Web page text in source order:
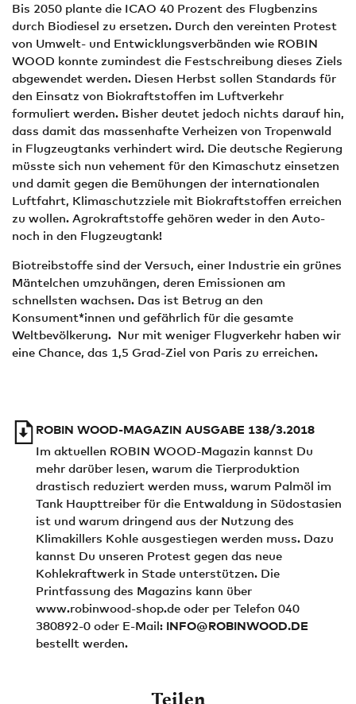
Bis 2050 plante die ICAO 40 Prozent des Flugbenzins
durch Biodiesel zu ersetzen. Durch den vereinten Protest
von Umwelt- und Entwicklungsverbänden wie ROBIN
WOOD konnte zumindest die Festschreibung dieses Ziels
abgewendet werden. Diesen Herbst sollen Standards für
den Einsatz von Biokraftstoffen im Luftverkehr
formuliert werden. Bisher deutet jedoch nichts darauf hin,
dass damit das massenhafte Verheizen von Tropenwald
in Flugzeugtanks verhindert wird. Die deutsche Regierung
müsste sich nun vehement für den Kimaschutz einsetzen
und damit gegen die Bemühungen der internationalen
Luftfahrt, Klimaschutzziele mit Biokraftstoffen erreichen
zu wollen. Agrokraftstoffe gehören weder in den Auto-
noch in den Flugzeugtank!
Biotreibstoffe sind der Versuch, einer Industrie ein grünes
Mäntelchen umzuhängen, deren Emissionen am
schnellsten wachsen. Das ist Betrug an den
Konsument*innen und gefährlich für die gesamte
Weltbevölkerung. Nur mit weniger Flugverkehr haben wir
eine Chance, das 1,5 Grad-Ziel von Paris zu erreichen.
ROBIN WOOD-MAGAZIN AUSGABE 138/3.2018
Im aktuellen ROBIN WOOD-Magazin kannst Du
mehr darüber lesen, warum die Tierproduktion
drastisch reduziert werden muss, warum Palmöl im
Tank Haupttreiber für die Entwaldung in Südostasien
ist und warum dringend aus der Nutzung des
Klimakillers Kohle ausgestiegen werden muss. Dazu
kannst Du unseren Protest gegen das neue
Kohlekraftwerk in Stade unterstützen. Die
Printfassung des Magazins kann über
www.robinwood-shop.de oder per Telefon 040
380892-0 oder E-Mail: INFO@ROBINWOOD.DE
bestellt werden.
Teilen